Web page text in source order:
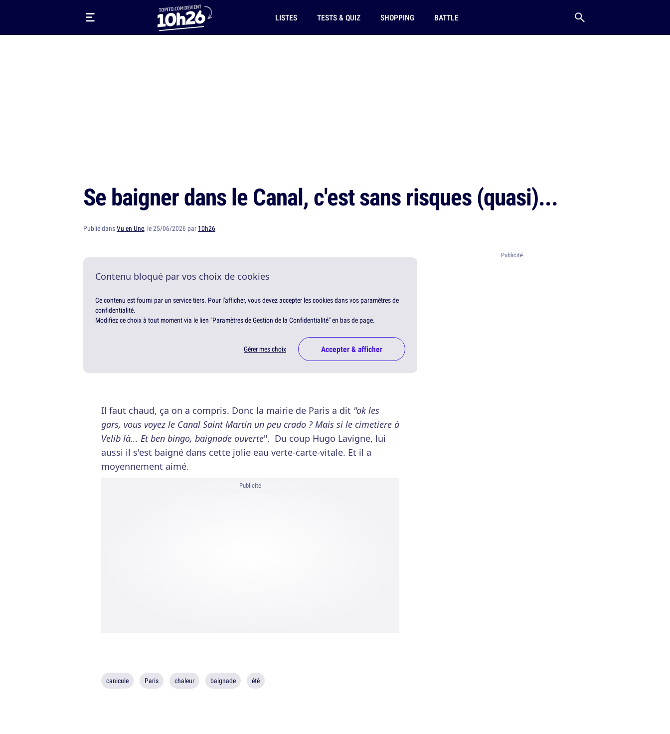
LISTES TESTS & QUIZ SHOPPING BATTLE
Se baigner dans le Canal, c'est sans risques (quasi)...
Publié dansVu en Une, le 25/06/2026 par 10h26
Contenu bloqué par vos choix de cookies
Ce contenu est fourni par un service tiers. Pour l'afficher, vous devez accepter les cookies dans vos paramètres de
confidentialité.
Modifiez ce choix à tout moment via le lien "Paramètres de Gestion de la Confidentialité" en bas de page.
Gérer mes choix Accepter & afficher
Il faut chaud, ça on a compris. Donc la mairie de Paris a dit "ok les
gars, vous voyez le Canal Saint Martin un peu crado ? Mais si le cimetiere à
Velib là... Et ben bingo, baignade ouverte". Du coup Hugo Lavigne, lui
aussi il s'est baigné dans cette jolie eau verte-carte-vitale. Et il a
moyennement aimé.
Publicité
canicule Paris chaleur baignade été